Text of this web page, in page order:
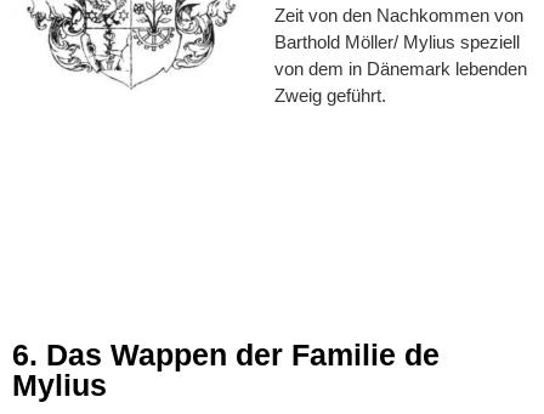
Zeit von den Nachkommen von
Barthold Möller/ Mylius speziell
von dem in Dänemark lebenden
Zweig geführt.
6. Das Wappen der Familie de
Mylius